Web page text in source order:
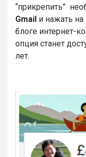
“прикрепить”
Gmail и нажать на
блоге интернет-
опция станет
лет.